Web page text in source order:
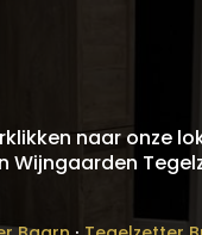
naar onze
Wijngaarden